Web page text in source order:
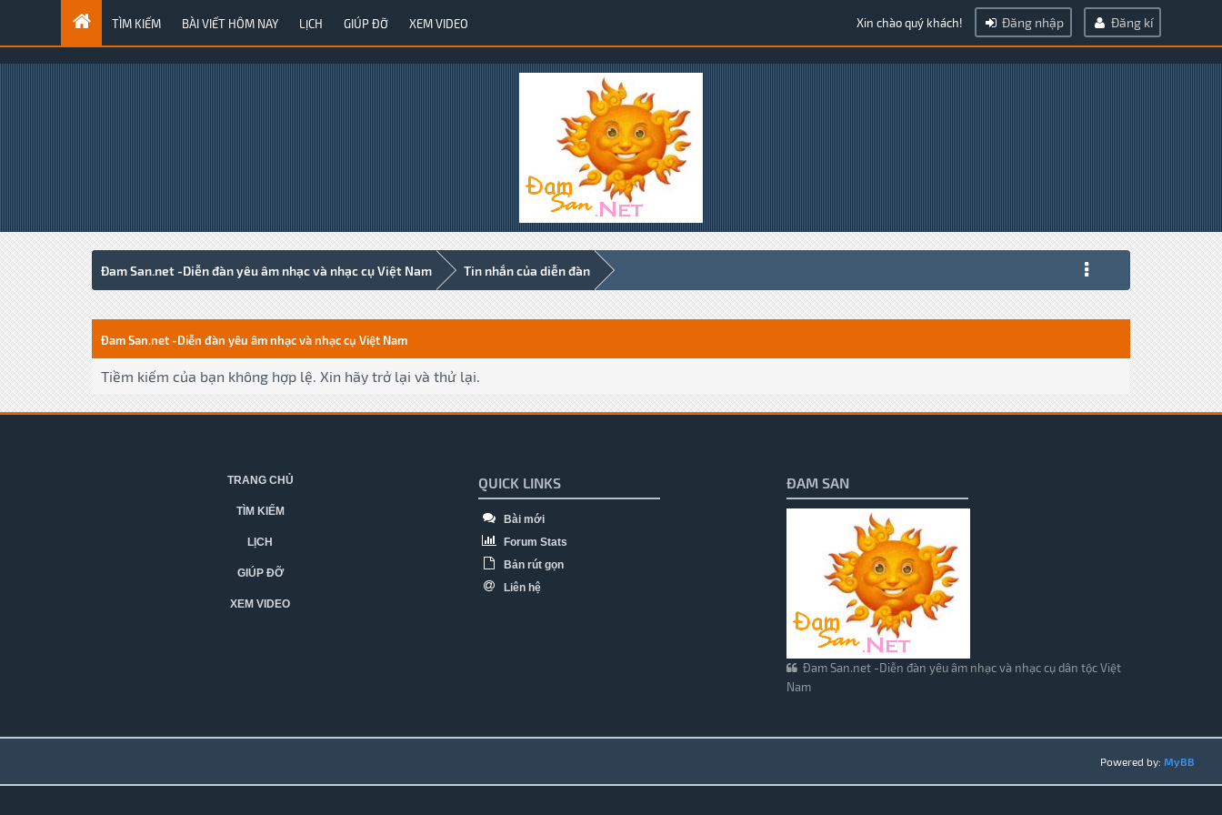
TÌM KIẾM BÀI VIẾT HÔM NAY LỊCH GIÚP ĐỠ XEM VIDEO Xin chào quý khách! Đăng nhập Đăng kí
Đam San.net -Diễn đàn yêu âm nhạc và nhạc cụ Việt Nam Tin nhắn của diễn đàn
Đam San.net -Diễn đàn yêu âm nhạc và nhạc cụ Việt Nam
Tiềm kiếm của bạn không hợp lệ. Xin hãy trở lại và thử lại.
TRANG CHỦ
TÌM KIẾM
LỊCH
GIÚP ĐỠ
XEM VIDEO
QUICK LINKS
Bài mới
Forum Stats
Bản rút gọn
Liên hệ
ĐAM SAN
Đam San.net -Diễn đàn yêu âm nhạc và nhạc cụ dân tộc Việt
Nam
Powered by: MyBB